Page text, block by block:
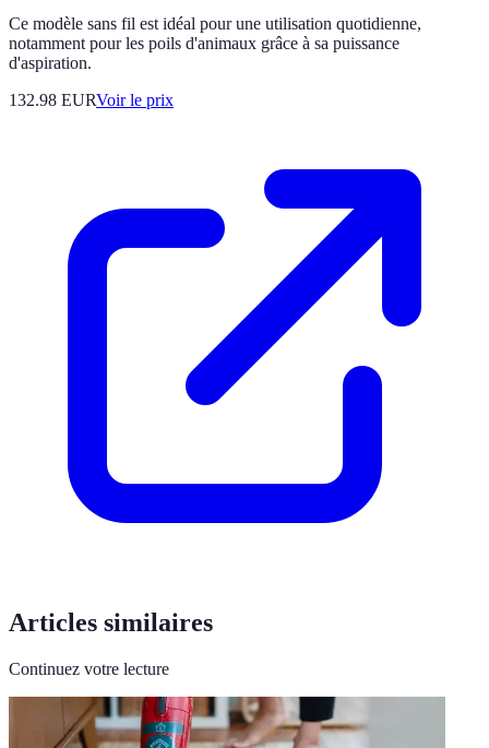
Ce modèle sans fil est idéal pour une utilisation quotidienne,
notamment pour les poils d'animaux grâce à sa puissance
d'aspiration.
132.98 EURVoir le prix
Articles similaires
Continuez votre lecture